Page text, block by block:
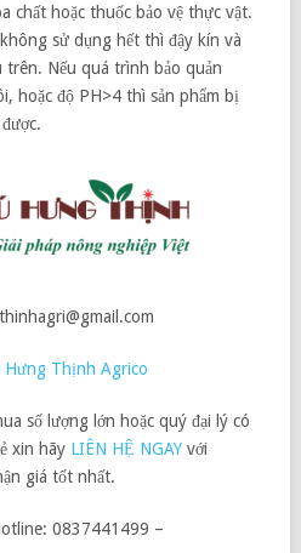
chất hoặc thuốc bảo vệ thực vật.
sử dụng hết thì đậy kín và
trên. Nếu quá trình bảo quản
hoặc độ PH>4 thì sản phẩm bị
Hưng Thịnh Agrico
số lượng lớn hoặc quý đại lý có
xin hãy LIÊN HỆ NGAY với
giá tốt nhất.
0837441499 –